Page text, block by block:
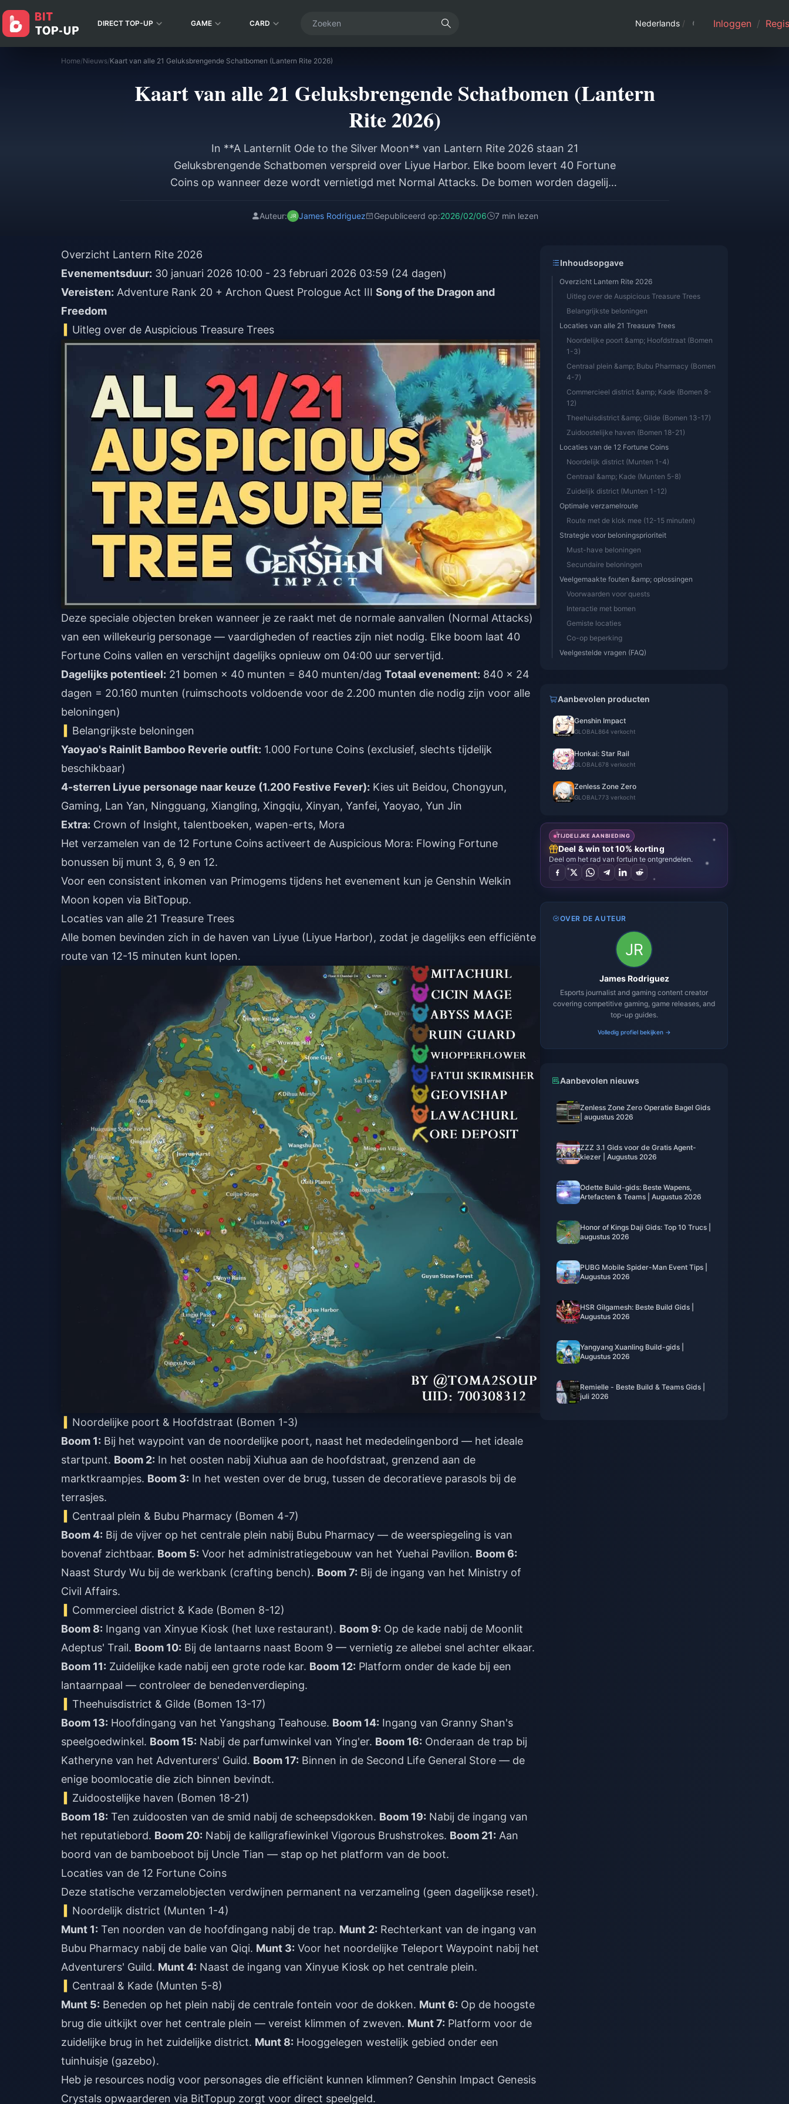
DIRECT TOP-UP GAME CARD Nederlands / Inloggen /
Home/Nieuws/Kaart van alle 21 Geluksbrengende Schatbomen (Lantern Rite 2026)
Kaart van alle 21 Geluksbrengende Schatbomen (Lantern
Rite 2026)
In **A Lanternlit Ode to the Silver Moon** van Lantern Rite 2026 staan 21
Geluksbrengende Schatbomen verspreid over Liyue Harbor. Elke boom levert 40 Fortune
Coins op wanneer deze wordt vernietigd met Normal Attacks. De bomen worden dagelijks
12 losse Fortune Coin-pickups Auspicious Mora op voor elke 3 verzamelde munten. Je
Auteur: James Rodriguez Gepubliceerd op:2026/02/06 7 min lezen
Overzicht Lantern Rite 2026
Evenementsduur: 30 januari 2026 10:00 - 23 februari 2026 03:59 (24 dagen)
Vereisten: Adventure Rank 20 + Archon Quest Prologue Act III Song of the Dragon and
Freedom
Uitleg over de Auspicious Treasure Trees
Deze speciale objecten breken wanneer je ze raakt met de normale aanvallen (Normal Attacks)
van een willekeurig personage — vaardigheden of reacties zijn niet nodig. Elke boom laat 40
Fortune Coins vallen en verschijnt dagelijks opnieuw om 04:00 uur servertijd.
Dagelijks potentieel: 21 bomen × 40 munten = 840 munten/dag Totaal evenement: 840 × 24
dagen = 20.160 munten (ruimschoots voldoende voor de 2.200 munten die nodig zijn voor alle
beloningen)
Belangrijkste beloningen
Yaoyao's Rainlit Bamboo Reverie outfit: 1.000 Fortune Coins (exclusief, slechts tijdelijk
beschikbaar)
4-sterren Liyue personage naar keuze (1.200 Festive Fever): Kies uit Beidou, Chongyun,
Gaming, Lan Yan, Ningguang, Xiangling, Xingqiu, Xinyan, Yanfei, Yaoyao, Yun Jin
Extra: Crown of Insight, talentboeken, wapen-erts, Mora
Het verzamelen van de 12 Fortune Coins activeert de Auspicious Mora: Flowing Fortune
bonussen bij munt 3, 6, 9 en 12.
Voor een consistent inkomen van Primogems tijdens het evenement kun je Genshin Welkin
Moon kopen via BitTopup.
Locaties van alle 21 Treasure Trees
Alle bomen bevinden zich in de haven van Liyue (Liyue Harbor), zodat je dagelijks een efficiënte
route van 12-15 minuten kunt lopen.
Noordelijke poort & Hoofdstraat (Bomen 1-3)
Boom 1: Bij het waypoint van de noordelijke poort, naast het mededelingenbord — het ideale
startpunt. Boom 2: In het oosten nabij Xiuhua aan de hoofdstraat, grenzend aan de
marktkraampjes. Boom 3: In het westen over de brug, tussen de decoratieve parasols bij de
terrasjes.
Centraal plein & Bubu Pharmacy (Bomen 4-7)
Boom 4: Bij de vijver op het centrale plein nabij Bubu Pharmacy — de weerspiegeling is van
bovenaf zichtbaar. Boom 5: Voor het administratiegebouw van het Yuehai Pavilion. Boom 6:
Naast Sturdy Wu bij de werkbank (crafting bench). Boom 7: Bij de ingang van het Ministry of
Civil Affairs.
Commercieel district & Kade (Bomen 8-12)
Boom 8: Ingang van Xinyue Kiosk (het luxe restaurant). Boom 9: Op de kade nabij de Moonlit
Adeptus' Trail. Boom 10: Bij de lantaarns naast Boom 9 — vernietig ze allebei snel achter elkaar.
Boom 11: Zuidelijke kade nabij een grote rode kar. Boom 12: Platform onder de kade bij een
lantaarnpaal — controleer de benedenverdieping.
Theehuisdistrict & Gilde (Bomen 13-17)
Boom 13: Hoofdingang van het Yangshang Teahouse. Boom 14: Ingang van Granny Shan's
speelgoedwinkel. Boom 15: Nabij de parfumwinkel van Ying'er. Boom 16: Onderaan de trap bij
Katheryne van het Adventurers' Guild. Boom 17: Binnen in de Second Life General Store — de
enige boomlocatie die zich binnen bevindt.
Zuidoostelijke haven (Bomen 18-21)
Boom 18: Ten zuidoosten van de smid nabij de scheepsdokken. Boom 19: Nabij de ingang van
het reputatiebord. Boom 20: Nabij de kalligrafiewinkel Vigorous Brushstrokes. Boom 21: Aan
boord van de bamboeboot bij Uncle Tian — stap op het platform van de boot.
Locaties van de 12 Fortune Coins
Deze statische verzamelobjecten verdwijnen permanent na verzameling (geen dagelijkse reset).
Noordelijk district (Munten 1-4)
Munt 1: Ten noorden van de hoofdingang nabij de trap. Munt 2: Rechterkant van de ingang van
Bubu Pharmacy nabij de balie van Qiqi. Munt 3: Voor het noordelijke Teleport Waypoint nabij het
Adventurers' Guild. Munt 4: Naast de ingang van Xinyue Kiosk op het centrale plein.
Centraal & Kade (Munten 5-8)
Munt 5: Beneden op het plein nabij de centrale fontein voor de dokken. Munt 6: Op de hoogste
brug die uitkijkt over het centrale plein — vereist klimmen of zweven. Munt 7: Platform voor de
zuidelijke brug in het zuidelijke district. Munt 8: Hooggelegen westelijk gebied onder een
tuinhuisje (gazebo).
Heb je resources nodig voor personages die efficiënt kunnen klimmen? Genshin Impact Genesis
Crystals opwaarderen via BitTopup zorgt voor direct speelgeld.
Inhoudsopgave
Overzicht Lantern Rite 2026
Uitleg over de Auspicious Treasure Trees
Belangrijkste beloningen
Locaties van alle 21 Treasure Trees
Noordelijke poort &amp; Hoofdstraat (Bomen
1-3)
Centraal plein &amp; Bubu Pharmacy (Bomen
4-7)
Commercieel district &amp; Kade (Bomen 8-
12)
Theehuisdistrict &amp; Gilde (Bomen 13-17)
Zuidoostelijke haven (Bomen 18-21)
Locaties van de 12 Fortune Coins
Noordelijk district (Munten 1-4)
Centraal &amp; Kade (Munten 5-8)
Zuidelijk district (Munten 1-12)
Optimale verzamelroute
Route met de klok mee (12-15 minuten)
Strategie voor beloningsprioriteit
Must-have beloningen
Secundaire beloningen
Veelgemaakte fouten &amp; oplossingen
Voorwaarden voor quests
Interactie met bomen
Gemiste locaties
Co-op beperking
Veelgestelde vragen (FAQ)
Aanbevolen producten
Genshin Impact
GLOBAL 864 verkocht
Honkai: Star Rail
GLOBAL 678 verkocht
Zenless Zone Zero
GLOBAL 773 verkocht
TIJDELIJKE AANBIEDING
Deel & win tot 10% korting
Deel om het rad van fortuin te ontgrendelen.
OVER DE AUTEUR
James Rodriguez
Esports journalist and gaming content creator
covering competitive gaming, game releases, and
top-up guides.
Volledig profiel bekijken →
Aanbevolen nieuws
Zenless Zone Zero Operatie Bagel Gids
| augustus 2026
ZZZ 3.1 Gids voor de Gratis Agent-
kiezer | Augustus 2026
Odette Build-gids: Beste Wapens,
Artefacten & Teams | Augustus 2026
Honor of Kings Daji Gids: Top 10 Trucs |
augustus 2026
PUBG Mobile Spider-Man Event Tips |
Augustus 2026
HSR Gilgamesh: Beste Build Gids |
Augustus 2026
Yangyang Xuanling Build-gids |
Augustus 2026
Remielle - Beste Build & Teams Gids |
juli 2026